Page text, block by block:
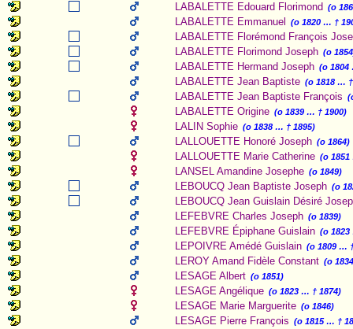
LABALETTE Edouard Florimond (o
LABALETTE Emmanuel (o 1820 … †
LABALETTE Florémond François
LABALETTE Florimond Joseph (o
LABALETTE Hermand Joseph (o 1804
LABALETTE Jean Baptiste (o 1818 …
LABALETTE Jean Baptiste François
LABALETTE Origine (o 1839 … † 1900)
LALIN Sophie (o 1838 … † 1895)
LALLOUETTE Honoré Joseph (o 1864)
LALLOUETTE Marie Catherine (o
LANSEL Amandine Josephe (o 1849)
LEBOUCQ Jean Baptiste Joseph (o
LEBOUCQ Jean Guislain Désiré
LEFEBVRE Charles Joseph (o 1839)
LEFEBVRE Épiphane Guislain (o
LEPOIVRE Amédé Guislain (o 1809 …
LEROY Amand Fidèle Constant (o
LESAGE Albert (o 1851)
LESAGE Angélique (o 1823 … † 1874)
LESAGE Marie Marguerite (o 1846)
LESAGE Pierre François (o 1815 … †